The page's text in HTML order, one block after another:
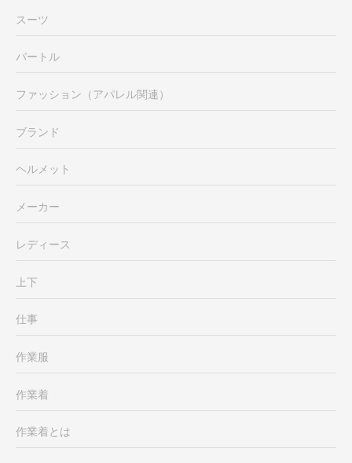
スーツ
バートル
ファッション（アパレル関連）
ブランド
ヘルメット
メーカー
レディース
上下
仕事
作業服
作業着
作業着とは